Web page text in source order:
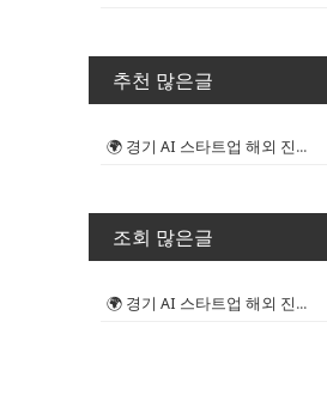
추천 많은글
🌍 경기 AI 스타트업 해외 진출 판...
조회 많은글
🌍 경기 AI 스타트업 해외 진출 판...